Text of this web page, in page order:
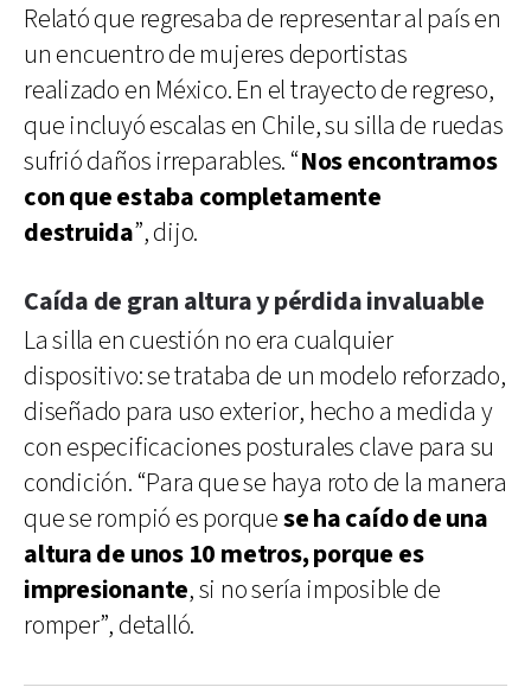
Relató que regresaba de representar al país en
un encuentro de mujeres deportistas
realizado en México. En el trayecto de regreso,
que incluyó escalas en Chile, su silla de ruedas
sufrió daños irreparables. “Nos encontramos
con que estaba completamente
destruida”, dijo.
Caída de gran altura y pérdida invaluable
La silla en cuestión no era cualquier
dispositivo: se trataba de un modelo reforzado,
diseñado para uso exterior, hecho a medida y
con especificaciones posturales clave para su
condición. “Para que se haya roto de la manera
que se rompió es porquese ha caído de una
altura de unos 10 metros, porque es
impresionante, si no sería imposible de
romper”, detalló.